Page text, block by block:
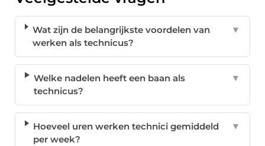
Wat zijn de belangrijkste voordelen van
werken als technicus?
▼
Welke nadelen heeft een baan als
technicus?
▼
Hoeveel uren werken technici gemiddeld
per week?
▼